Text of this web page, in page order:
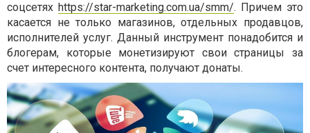
соцсетях https://star-marketing.com.ua/smm/. Причем это
касается не только магазинов, отдельных продавцов,
исполнителей услуг. Данный инструмент понадобится и
блогерам, которые монетизируют свои страницы за
счет интересного контента, получают донаты.